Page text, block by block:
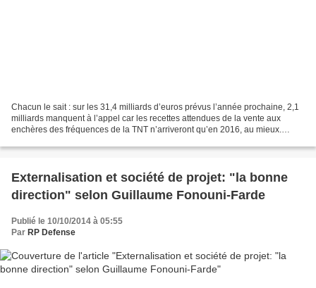
Chacun le sait : sur les 31,4 milliards d’euros prévus l’année prochaine, 2,1
milliards manquent à l’appel car les recettes attendues de la vente aux
enchères des fréquences de la TNT n’arriveront qu’en 2016, au mieux.
Externalisation et société de projet: "la bonne
direction" selon Guillaume Fonouni-Farde
Publié le 10/10/2014 à 05:55
Par RP Defense